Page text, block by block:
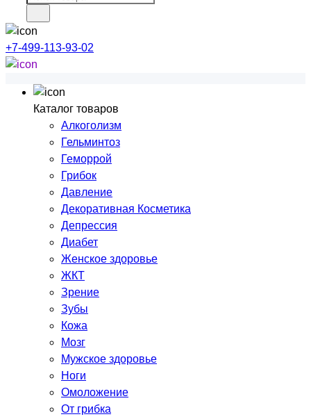
+7-499-113-93-02
Каталог товаров
Алкоголизм
Гельминтоз
Геморрой
Грибок
Давление
Декоративная Косметика
Депрессия
Диабет
Женское здоровье
ЖКТ
Зрение
Зубы
Кожа
Мозг
Мужское здоровье
Ноги
Омоложение
От грибка